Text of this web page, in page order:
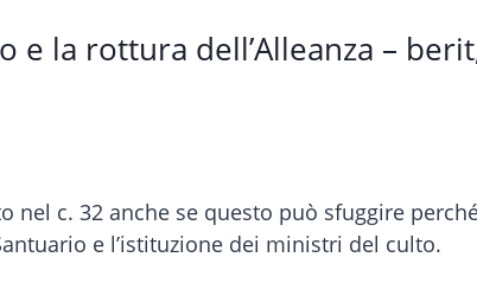
e la rottura dell’Alleanza –
nel c. 32 anche se questo può sfuggire
e l’istituzione dei ministri del culto.